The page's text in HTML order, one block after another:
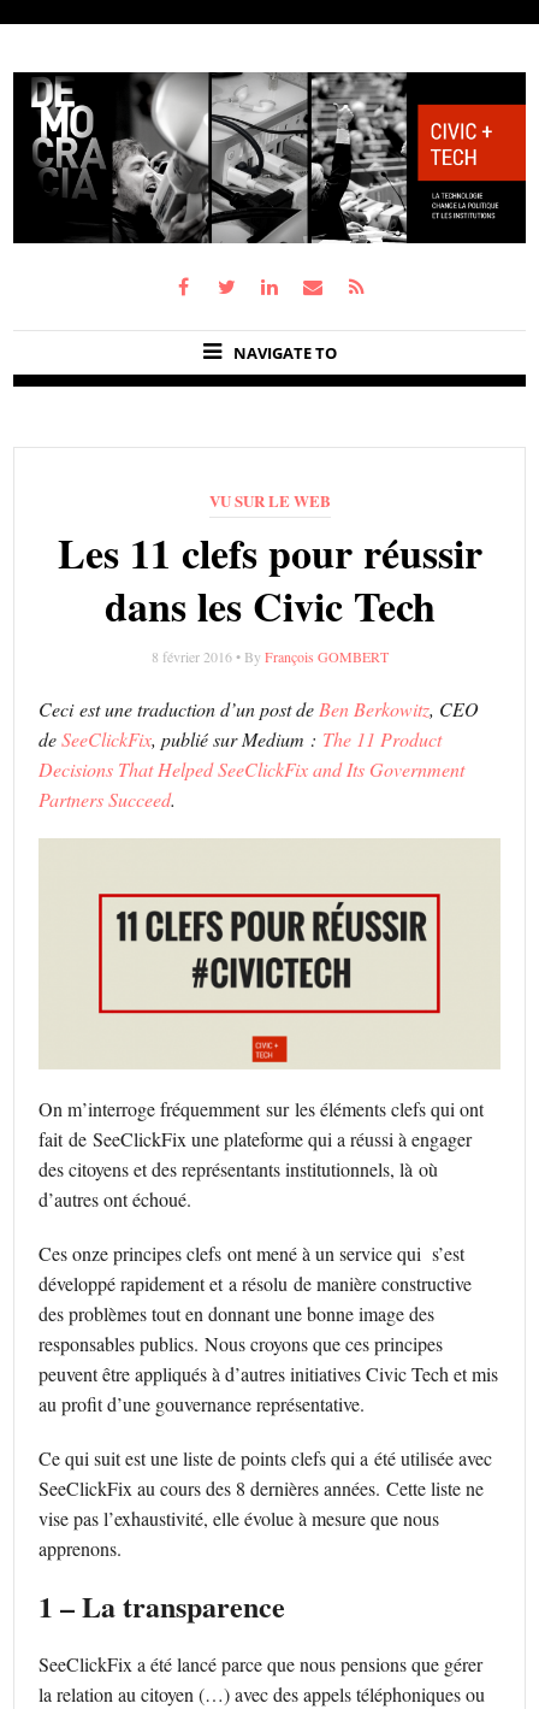
NAVIGATE TO
VU SUR LE WEB
Les 11 clefs pour réussir
dans les Civic Tech
8 février 2016 • By François GOMBERT
Ceci est une traduction d’un post de Ben Berkowitz, CEO
deSeeClickFix, publié sur Medium : The 11 Product
Decisions That Helped SeeClickFix and Its Government
Partners Succeed.
On m’interroge fréquemment sur les éléments clefs qui ont
fait de SeeClickFix une plateforme qui a réussi à engager
des citoyens et des représentants institutionnels, là où
d’autres ont échoué.
Ces onze principes clefs ont mené à un service qui s’est
développé rapidement et a résolu de manière constructive
des problèmes tout en donnant une bonne image des
responsables publics. Nous croyons que ces principes
peuvent être appliqués à d’autres initiatives Civic Tech et mis
au profit d’une gouvernance représentative.
Ce qui suit est une liste de points clefs qui a été utilisée avec
SeeClickFix au cours des 8 dernières années. Cette liste ne
vise pas l’exhaustivité, elle évolue à mesure que nous
apprenons.
1 – La transparence
SeeClickFix a été lancé parce que nous pensions que gérer
la relation au citoyen (…) avec des appels téléphoniques ou